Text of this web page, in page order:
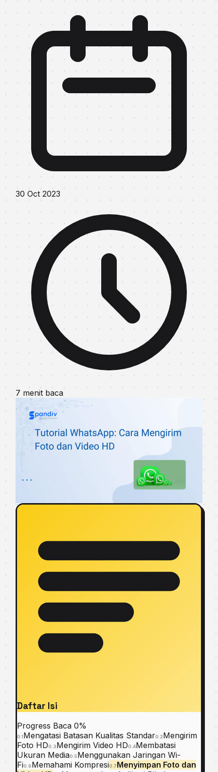
30 Oct 2023
7 menit baca
Daftar Isi
Progress Baca 0%
0.1Mengatasi Batasan Kualitas Standar0.2Mengirim
Foto HD0.3Mengirim Video HD0.4Membatasi
Ukuran Media0.5Menggunakan Jaringan Wi-
Fi0.6Memahami Kompresi0.7Menyimpan Foto dan